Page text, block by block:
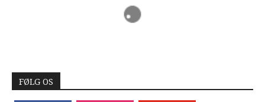
FØLG OS